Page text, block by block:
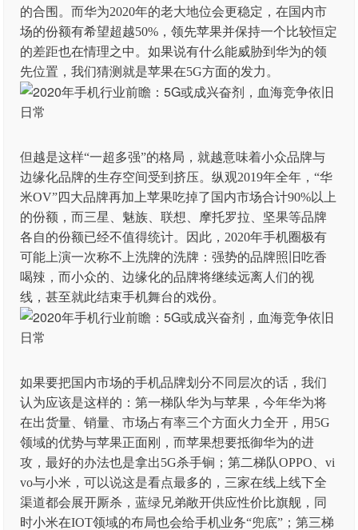
的合围。而华为2020年的老大地位会更稳定，在国内市
场的份额有希望超越50%，领先苹果并保持一个比较恒定
的差距也在情理之中。如果说有什么能威胁到华为的领
先位置，我们猜测就是苹果在5G方面的发力。
但越是这样“一超多强”的格局，就越意味着小众品牌与
边缘化品牌的生存空间受到挤压。纵观2019年全年，“华
米OV”四大品牌再加上苹果吃掉了国内市场合计90%以上
的份额，而三星、魅族、联想、摩托罗拉、坚果等品牌
各自的份额已经不值得统计。因此，2020年手机圈极有
可能上演一次称不上洗牌的洗牌：强势的品牌照旧吃香
喝辣，而小众的、边缘化的品牌将继续远离人们的视
线，甚至就此结束手机舞台的戏份。
如果要把国内市场的手机品牌划分不同层次的话，我们
认为应该是这样的：第一梯队华为与苹果，今年华为将
在出货量、销量、市场占有率三个方面火力全开，用5G
领域的优势与苹果正面刚，而苹果想要抵御华为的进
攻，最好的办法也是拿出5G杀手锏；第二梯队OPPO、vi
vo与小米，可以说这是看点最多的，三家在线上线下全
渠道都会展开厮杀，蓝绿兄弟敞开供应性价比旗舰，同
时小米在IOT领域的布局也会给手机业务“兜底”；第三梯